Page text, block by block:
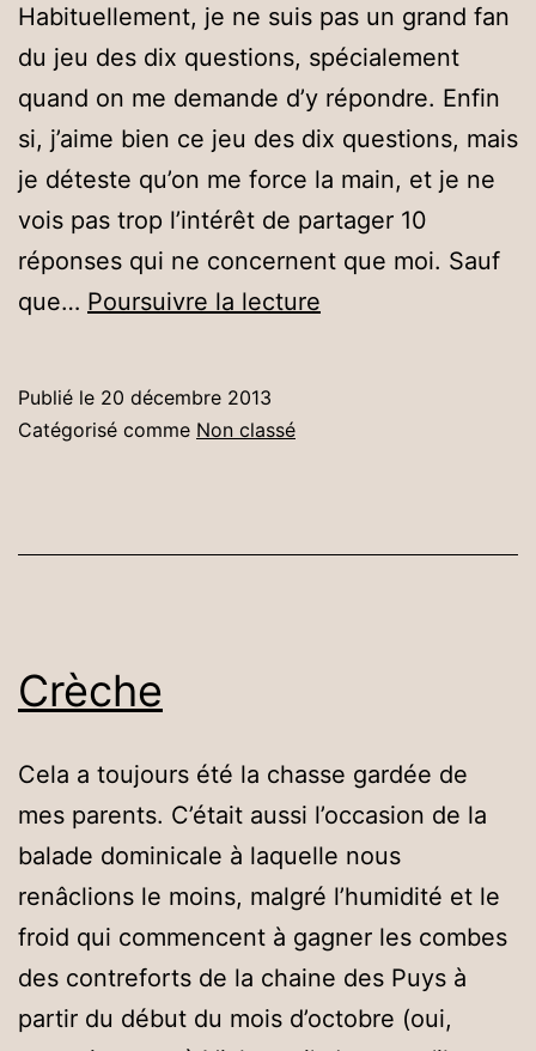
gens
sur
Twitter
Habituellement, je ne suis pas un grand fan
du jeu des dix questions, spécialement
quand on me demande d’y répondre. Enfin
si, j’aime bien ce jeu des dix questions, mais
je déteste qu’on me force la main, et je ne
vois pas trop l’intérêt de partager 10
réponses qui ne concernent que moi. Sauf
que… Poursuivre la lecture
Publié le 20 décembre 2013
Catégorisé comme Non classé
Crèche
Cela a toujours été la chasse gardée de
mes parents. C’était aussi l’occasion de la
balade dominicale à laquelle nous
renâclions le moins, malgré l’humidité et le
froid qui commencent à gagner les combes
des contreforts de la chaine des Puys à
partir du début du mois d’octobre (oui,